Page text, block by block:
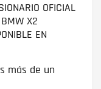
OFICIAL
X2
EN
más de un